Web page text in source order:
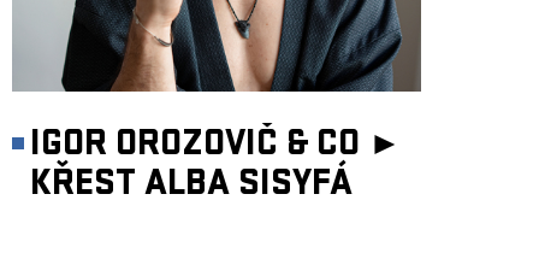
IGOR OROZOVIČ & CO ►
KŘEST ALBA SISYFÁ